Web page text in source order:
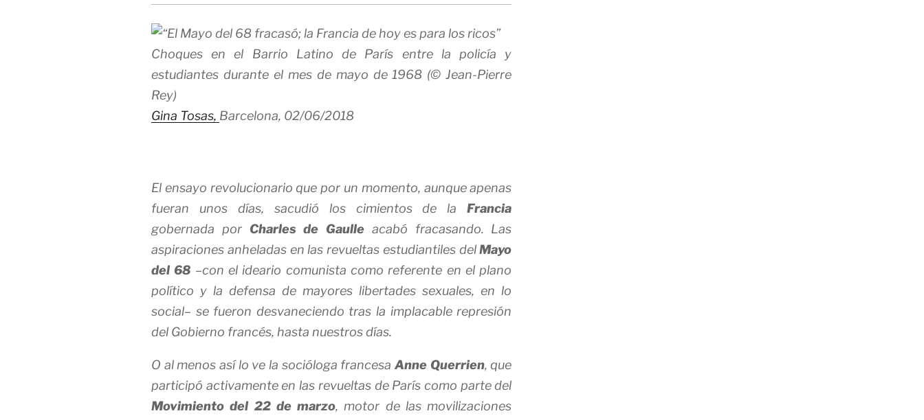
Choques en el Barrio Latino de París entre la policía y
estudiantes durante el mes de mayo de 1968 (© Jean-Pierre
Rey)
Gina Tosas, Barcelona, 02/06/2018
El ensayo revolucionario que por un momento, aunque apenas
fueran unos días, sacudió los cimientos de laFrancia
gobernada porCharles de Gaulle acabó fracasando. Las
aspiraciones anheladas en las revueltas estudiantiles delMayo
del 68 –con el ideario comunista como referente en el plano
político y la defensa de mayores libertades sexuales, en lo
social– se fueron desvaneciendo tras la implacable represión
del Gobierno francés, hasta nuestros días.
O al menos así lo ve la socióloga francesa Anne Querrien, que
participó activamente en las revueltas de París como parte del
Movimiento del 22 de marzo, motor de las movilizaciones